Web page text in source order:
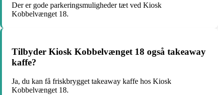
Der er gode parkeringsmuligheder tæt ved Kiosk
Kobbelvænget 18.
Tilbyder Kiosk Kobbelvænget 18 også takeaway
kaffe?
Ja, du kan få friskbrygget takeaway kaffe hos Kiosk
Kobbelvænget 18.